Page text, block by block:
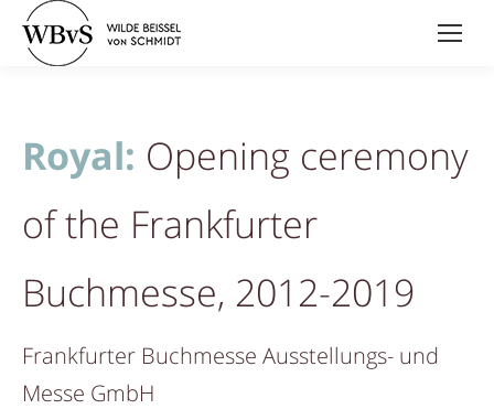
Royal: Opening ceremony
of the Frankfurter
Buchmesse, 2012-2019
Frankfurter Buchmesse Ausstellungs- und
Messe GmbH